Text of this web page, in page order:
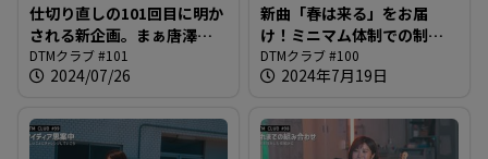
仕切り直しの101回目に明か
される新企画。まぁ唐澤さ
んには特に事前に話してな
いんですけども＠DTMクラ
DTMクラブ #101
2024/07/26
新曲「春は来る」をお届
け！ミニマム体制での制作
ながらついに到着した100回
目の放送。本当にありがと
ブ #100
DTMクラブ #100
2024年7月19日